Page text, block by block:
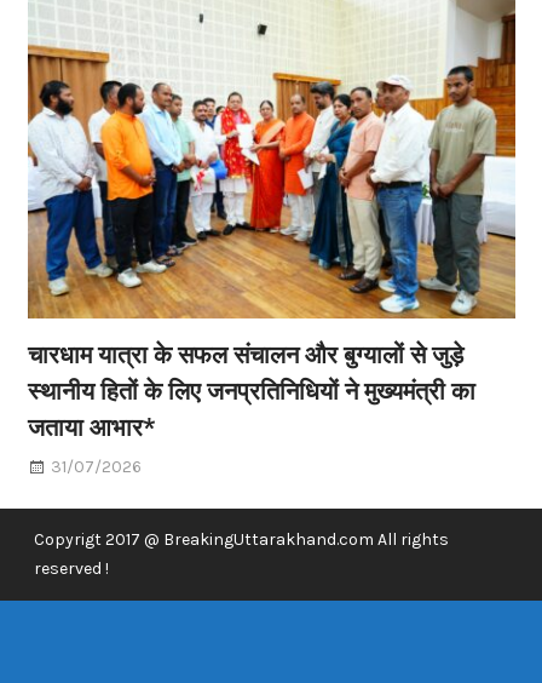
चारधाम यात्रा के सफल संचालन और बुग्यालों से जुड़े
स्थानीय हितों के लिए जनप्रतिनिधियों ने मुख्यमंत्री का
जताया आभार*
31/07/2026
Copyrigt 2017 @ BreakingUttarakhand.com All rights
reserved !